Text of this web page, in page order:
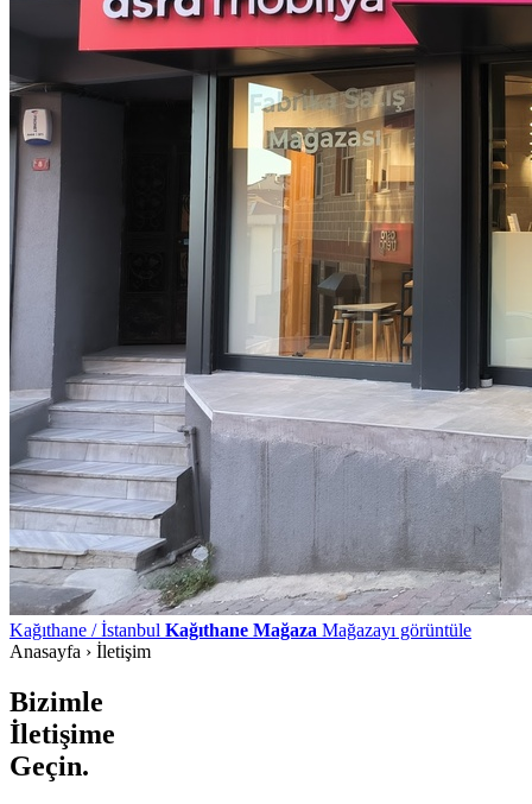
Kağıthane / İstanbul Kağıthane Mağaza Mağazayı görüntüle
Anasayfa › İletişim
Bizimle
İletişime
Geçin.